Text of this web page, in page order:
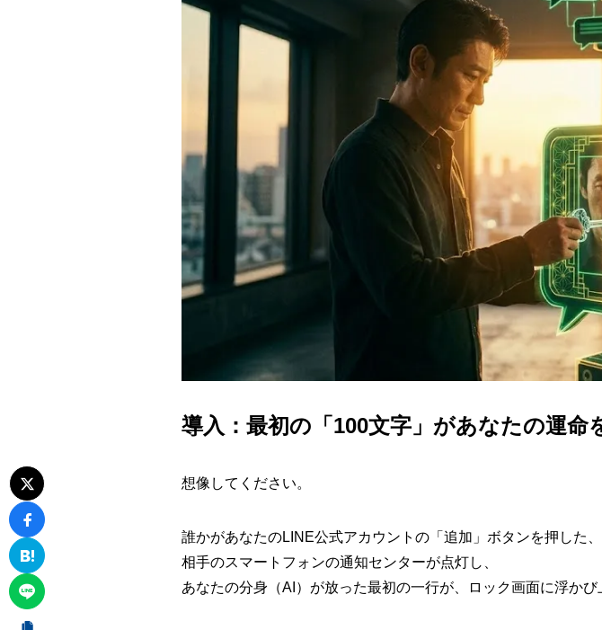
導入：最初の「100文字」があなたの運命
想像してください。
誰かがあなたのLINE公式アカウントの「追加」ボタンを押した、
相手のスマートフォンの通知センターが点灯し、
あなたの分身（AI）が放った最初の一行が、ロック画面に浮かび